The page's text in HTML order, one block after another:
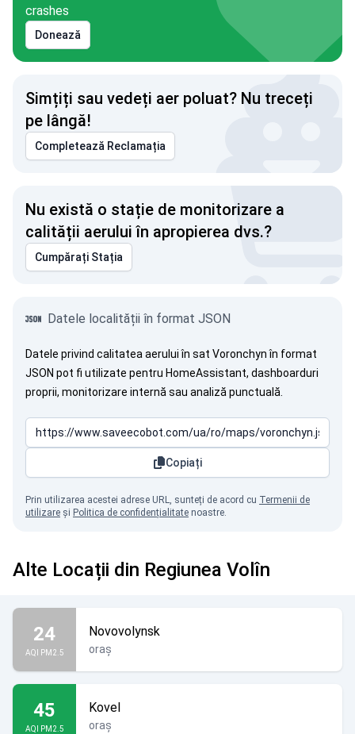
crashes
Donează
Simțiți sau vedeți aer poluat? Nu treceți
pe lângă!
Completează Reclamația
Nu există o stație de monitorizare a
calității aerului în apropierea dvs.?
Cumpărați Stația
Datele localității în format JSON
Datele privind calitatea aerului în sat Voronchyn în format
JSON pot fi utilizate pentru HomeAssistant, dashboarduri
proprii, monitorizare internă sau analiză punctuală.
Copiați
Prin utilizarea acestei adrese URL, sunteți de acord cu Termenii de
utilizare și Politica de confidențialitate noastre.
Alte Locații din Regiunea Volîn
24
AQI PM2.5
Novovolynsk
oraș
45
AQI PM2.5
Kovel
oraș